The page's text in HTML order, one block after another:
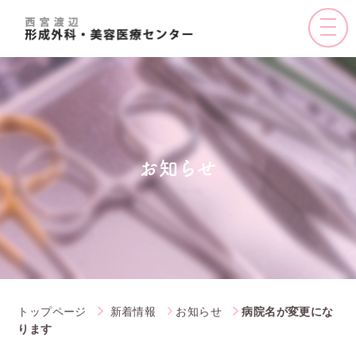
toggle
お知らせ
トップページ 新着情報 お知らせ
病院名が変更にな
ります